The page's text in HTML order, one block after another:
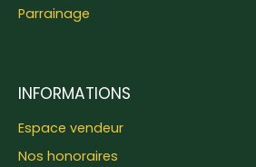
Parrainage
INFORMATIONS
Espace vendeur
Nos honoraires